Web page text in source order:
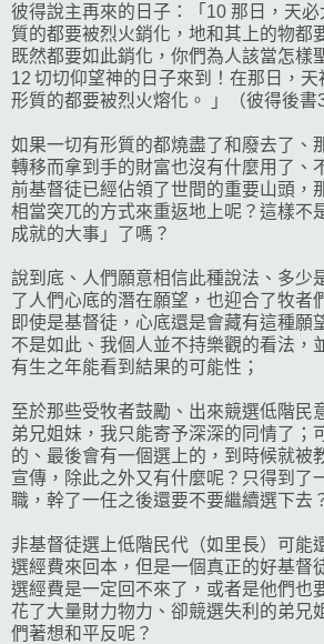
彼得說主再來的日子：「10 那日，天
質的都要被烈火銷化，地和其上的物都
既然都要如此銷化，你們為人該當怎樣
12 切切仰望神的日子來到！在那日，
形質的都要被烈火熔化。 」（彼得後書3
如果一切有形質的都燒盡了和廢去了、
轉移而拿到手的財富也沒有什麼用了、
前基督徒已經佔領了世間的重要山頭，
相當突兀的方式來重返地上呢？這樣不
成就的大事」了嗎？
說到底、人們願意相信此種說法、多少
了人們心底的潛在願望，也迎合了牧者
即使是基督徒，心底還是會藏有這種願
不是如此、我個人並不持樂觀的看法，
有生之年能看到結果的可能性；
至於那些受牧者鼓勵、出來競選低階民
弟兄姐妹，我只能寄予深深的同情了；
的、最後會有一個選上的，到時候就被
宣傳，除此之外又有什麼呢？只得到了
職，幹了一任之後還要不要繼續選下去
非基督徒選上低階民代（如里長）可能
選經費來回本，但是一個真正的好基督
選經費是一定回不來了，或者是他們也
花了大量財力物力、卻競選失利的弟兄
們著想和平反呢？